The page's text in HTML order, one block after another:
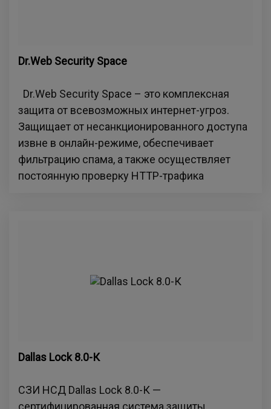
Dr.Web Security Space
Dr.Web Security Space – это комплексная
защита от всевозможных интернет-угроз.
Защищает от несанкционированного доступа
извне в онлайн-режиме, обеспечивает
фильтрацию спама, а также осуществляет
постоянную проверку HTTP-трафика
Dallas Lock 8.0-К
СЗИ НСД Dallas Lock 8.0-К —
сертифицированная система защиты